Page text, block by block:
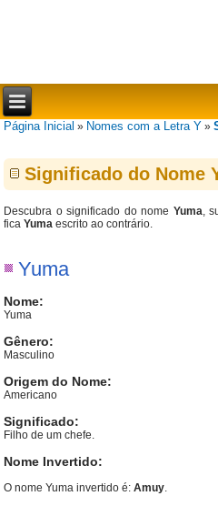
Página Inicial » Nomes com a Letra Y »
Significado do Nome
Descubra o significado do nome Yuma,
ficaYuma escrito ao contrário.
Yuma
Nome:
Yuma
Gênero:
Masculino
Origem do Nome:
Americano
Significado:
Filho de um chefe.
Nome Invertido:
O nome Yuma invertido é:Amuy.